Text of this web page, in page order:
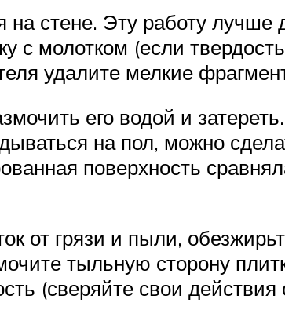
стене. Эту работу лучше
с молотком (если
удалите мелкие
его водой и
на пол, можно
поверхность
от грязи и пыли,
тыльную сторону
(сверяйте свои действия